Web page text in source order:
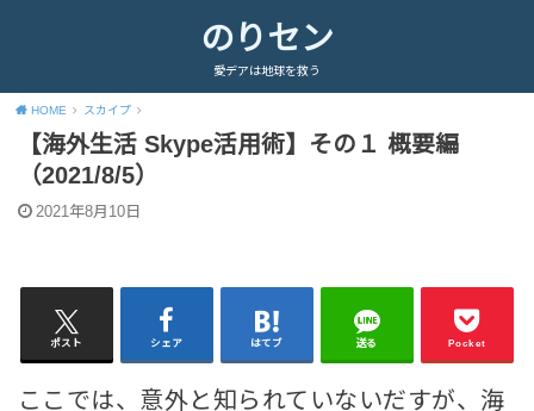
のりセン
愛デアは地球を救う
HOME スカイプ
【海外生活 Skype活用術】その１ 概要編
（2021/8/5）
2021年8月10日
ポスト シェア はてブ 送る Pocket
ここでは、意外と知られていないだすが、海